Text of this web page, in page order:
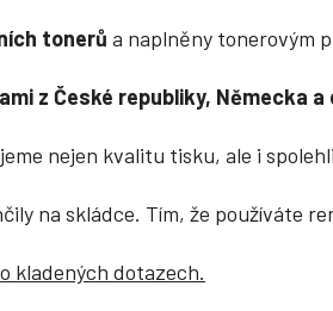
tonerů a naplněny tonerovým
z České republiky, Německa
nejen kvalitu tisku, ale i
na skládce. Tím, že používáte
kladených dotazech.